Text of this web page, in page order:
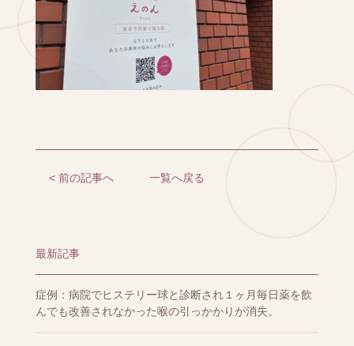
< 前の記事へ 一覧へ戻る
最新記事
症例：病院でヒステリー球と診断され１ヶ月毎日薬を飲
んでも改善されなかった喉の引っかかりが消失。